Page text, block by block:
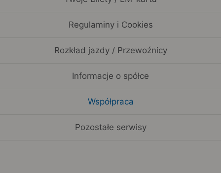
Regulaminy i Cookies
Rozkład jazdy / Przewoźnicy
Informacje o spółce
Współpraca
Pozostałe serwisy